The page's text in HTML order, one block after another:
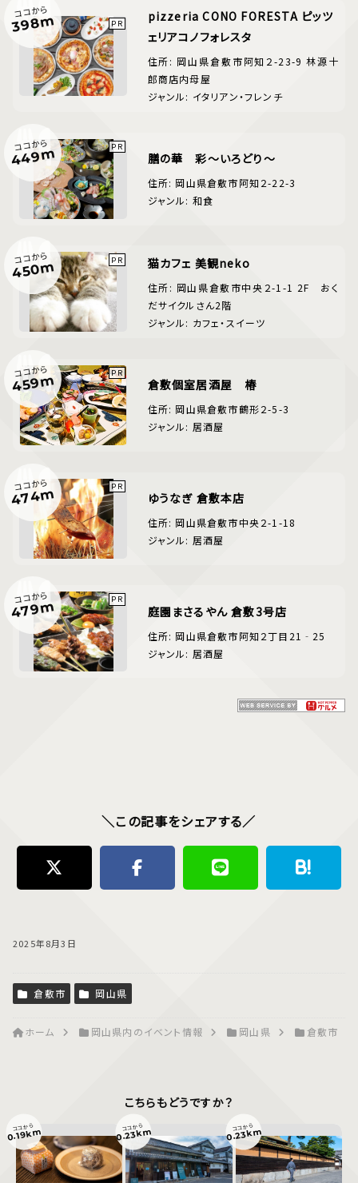
ココから
398m
pizzeria CONO FORESTA ピッツ
ェリアコノフォレスタ
住所: 岡山県倉敷市阿知２-23-9 林源十
郎商店内母屋
ジャンル: イタリアン・フレンチ
ココから
449m 膳の華 彩～いろどり～
住所: 岡山県倉敷市阿知２-22-3
ジャンル: 和食
ココから
450m 猫カフェ 美観neko
住所: 岡山県倉敷市中央２-1-1 2F おく
だサイクルさん2階
ジャンル: カフェ・スイーツ
ココから
459m 倉敷個室居酒屋 椿
住所: 岡山県倉敷市鶴形２-5-3
ジャンル: 居酒屋
ココから
474m ゆうなぎ 倉敷本店
住所: 岡山県倉敷市中央２-1-18
ジャンル: 居酒屋
ココから
479m 庭園まさるやん 倉敷3号店
住所: 岡山県倉敷市阿知２丁目21‐25
ジャンル: 居酒屋
＼この記事をシェアする／
2025年8月3日
倉敷市 岡山県
ホーム 岡山県内のイベント情報 岡山県 倉敷市
こちらもどうですか？
ココから
0.19km ココから
0.23km ココから
0.23km